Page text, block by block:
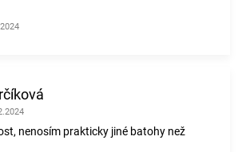
nenosím prakticky jiné batohy než